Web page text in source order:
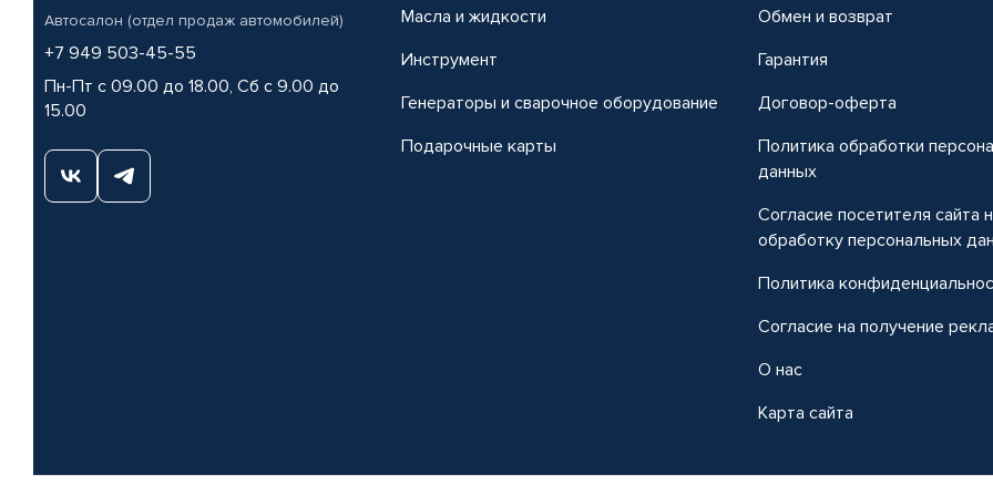
Автосалон (отдел продаж автомобилей)
+7 949 503-45-55
Пн-Пт с 09.00 до 18.00, Сб с 9.00 до
15.00
Масла и жидкости
Инструмент
Генераторы и сварочное оборудование
Подарочные карты
Обмен и возврат
Гарантия
Договор-оферта
Политика обработки
данных
Согласие посетителя сайта
обработку персональных
Политика
Согласие на получение
О нас
Карта сайта